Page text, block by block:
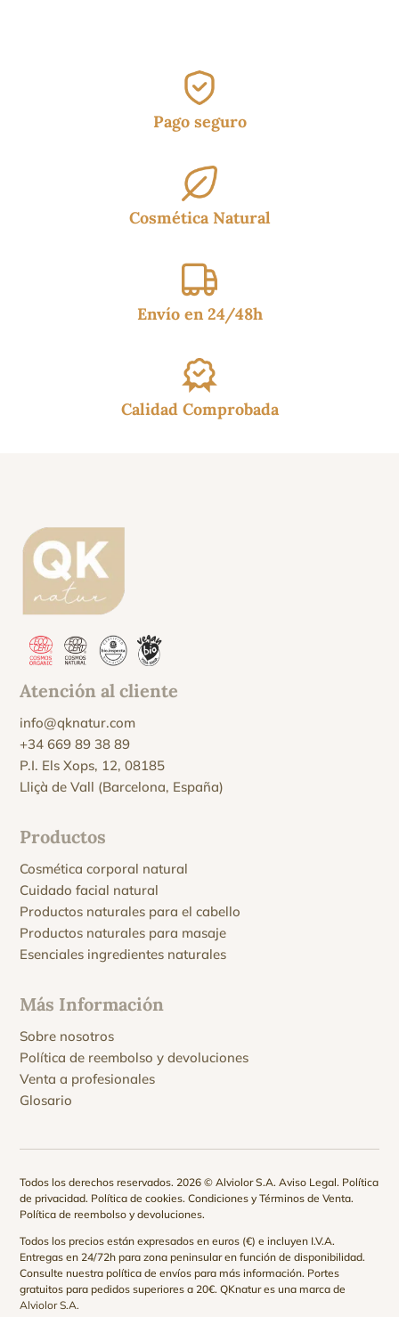
Pago seguro
Cosmética Natural
Envío en 24/48h
Calidad Comprobada
Atención al cliente
info@qknatur.com
+34 669 89 38 89
P.I. Els Xops, 12, 08185
Lliçà de Vall (Barcelona, España)
Productos
Cosmética corporal natural
Cuidado facial natural
Productos naturales para el cabello
Productos naturales para masaje
Esenciales ingredientes naturales
Más Información
Sobre nosotros
Política de reembolso y devoluciones
Venta a profesionales
Glosario
Todos los derechos reservados. 2026 © Alviolor S.A.Aviso Legal. Política
de privacidad. Política de cookies.Condiciones y Términos de Venta.
Política de reembolso y devoluciones.
Todos los precios están expresados en euros (€) e incluyen I.V.A.
Entregas en 24/72h para zona peninsular en función de disponibilidad.
Consulte nuestrapolítica de envíos para más información. Portes
gratuitos para pedidos superiores a 20€. QKnatur es una marca de
Alviolor S.A.